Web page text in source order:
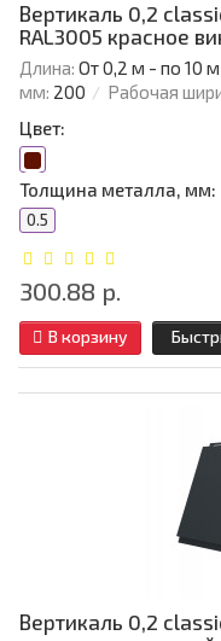
Вертикаль 0,2
RAL3005 красное
Длина: От 0,2 м - по 10
мм: 200 Рабочая
Цвет:
Толщина металла, мм:
0.5
300.88 р.
В корзину
Вертикаль 0,2